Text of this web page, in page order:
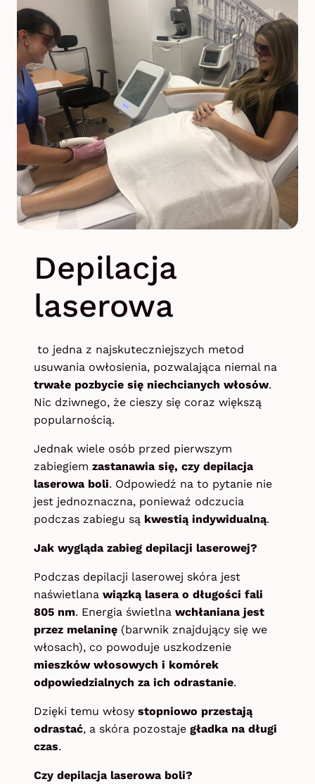
Depilacja
laserowa
to jedna z najskuteczniejszych metod
usuwania owłosienia, pozwalająca niemal na
trwałe pozbycie się niechcianych włosów.
Nic dziwnego, że cieszy się coraz większą
popularnością.
Jednak wiele osób przed pierwszym
zabiegiem zastanawia się, czy depilacja
laserowa boli. Odpowiedź na to pytanie nie
jest jednoznaczna, ponieważ odczucia
podczas zabiegu są kwestią indywidualną.
Jak wygląda zabieg depilacji laserowej?
Podczas depilacji laserowej skóra jest
naświetlana wiązką lasera o długości fali
805 nm. Energia świetlna wchłaniana jest
przez melaninę (barwnik znajdujący się we
włosach), co powoduje uszkodzenie
mieszków włosowych i komórek
odpowiedzialnych za ich odrastanie.
Dzięki temu włosy stopniowo przestają
odrastać, a skóra pozostaje gładka na długi
czas.
Czy depilacja laserowa boli?